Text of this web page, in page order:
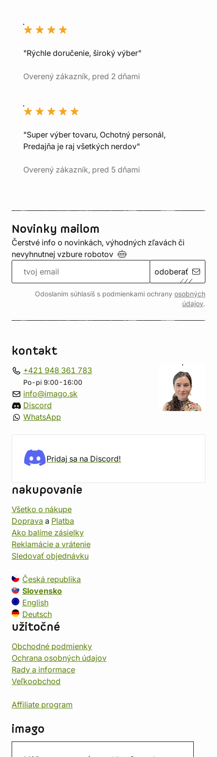
"Rýchle doručenie, široký výber"
Overený zákazník, pred 2 dňami
"Super výber tovaru, Ochotný personál,
Predajňa je raj všetkých nerdov"
Overený zákazník, pred 5 dňami
Novinky mailom
Čerstvé info o novinkách, výhodných zľavách či
nevyhnutnej vzbure robotov
odoberať
Odoslaním súhlasíš s podmienkami ochrany osobných
údajov.
kontakt
+421 948 361 783
Po-pi 9:00-16:00
info@imago.sk
Discord
WhatsApp
Pridaj sa na Discord!
nakupovanie
Všetko o nákupe
Doprava a Platba
Ako balíme zásielky
Reklamácie a vrátenie
Sledovať objednávku
Česká republika
Slovensko
English
Deutsch
užitočné
Obchodné podmienky
Ochrana osobných údajov
Rady a informace
Veľkoobchod
Affiliate program
imago